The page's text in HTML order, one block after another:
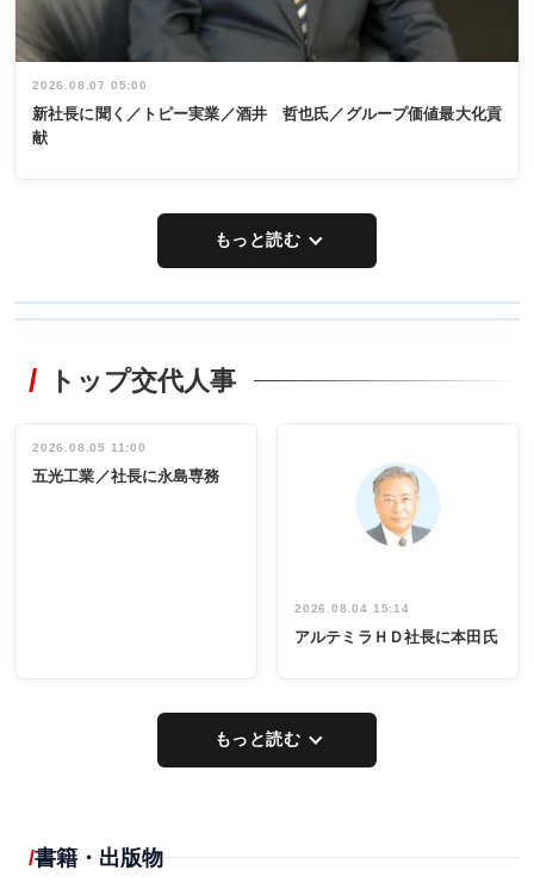
2026.08.07 05:00
新社長に聞く／トピー実業／酒井 哲也氏／グループ価値最大化貢
献
もっと読む
非鉄業界で
インタビュ
ー／社内ア
タックトレー
祝う 業界関
係者ら220人
出席
トップ交代人事
2026.08.05 11:00
五光工業／社長に永島専務
2026.08.04 15:14
アルテミラＨＤ社長に本田氏
もっと読む
書籍・出版物